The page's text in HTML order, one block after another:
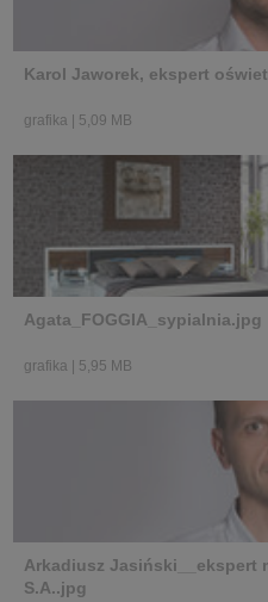
Karol Jaworek, ekspert
grafika 5,09 MB
Agata_FOGGIA_sypialnia.jpg
grafika 5,95 MB
Arkadiusz Jasiński__ekspert
S.A..jpg